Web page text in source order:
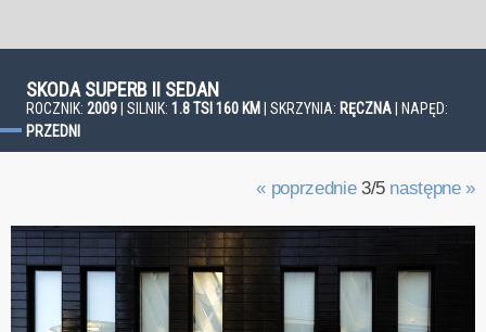
SKODA SUPERB II SEDAN
ROCZNIK: 2009 | SILNIK: 1.8 TSI 160 KM | SKRZYNIA: RĘCZNA | NAPĘD:
PRZEDNI
« poprzednie3/5 następne »